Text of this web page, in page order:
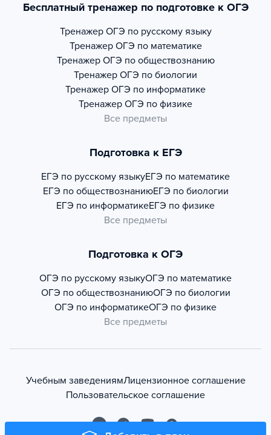
Бесплатный тренажер по подготовке к ОГЭ
Тренажер ОГЭ по русскому языку
Тренажер ОГЭ по математике
Тренажер ОГЭ по обществознанию
Тренажер ОГЭ по биологии
Тренажер ОГЭ по информатике
Тренажер ОГЭ по физике
Все предметы
Подготовка к ЕГЭ
ЕГЭ по русскому языкуЕГЭ по математике
ЕГЭ по обществознаниюЕГЭ по биологии
ЕГЭ по информатикеЕГЭ по физике
Все предметы
Подготовка к ОГЭ
ОГЭ по русскому языкуОГЭ по математике
ОГЭ по обществознаниюОГЭ по биологии
ОГЭ по информатикеОГЭ по физике
Все предметы
Учебным заведениямЛицензионное соглашение
Пользовательское соглашение